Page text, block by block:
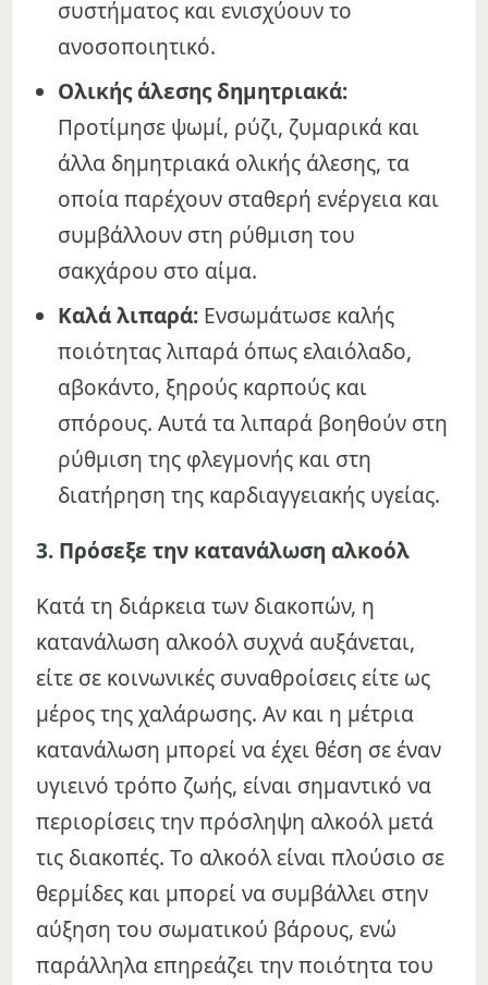
συστήματος και ενισχύουν το
ανοσοποιητικό.
Ολικής άλεσης δημητριακά:
Προτίμησε ψωμί, ρύζι, ζυμαρικά και
άλλα δημητριακά ολικής άλεσης, τα
οποία παρέχουν σταθερή ενέργεια και
συμβάλλουν στη ρύθμιση του
σακχάρου στο αίμα.
Καλά λιπαρά: Ενσωμάτωσε καλής
ποιότητας λιπαρά όπως ελαιόλαδο,
αβοκάντο, ξηρούς καρπούς και
σπόρους. Αυτά τα λιπαρά βοηθούν στη
ρύθμιση της φλεγμονής και στη
διατήρηση της καρδιαγγειακής υγείας.
3. Πρόσεξε την κατανάλωση αλκοόλ
Κατά τη διάρκεια των διακοπών, η
κατανάλωση αλκοόλ συχνά αυξάνεται,
είτε σε κοινωνικές συναθροίσεις είτε ως
μέρος της χαλάρωσης. Αν και η μέτρια
κατανάλωση μπορεί να έχει θέση σε έναν
υγιεινό τρόπο ζωής, είναι σημαντικό να
περιορίσεις την πρόσληψη αλκοόλ μετά
τις διακοπές. Το αλκοόλ είναι πλούσιο σε
θερμίδες και μπορεί να συμβάλλει στην
αύξηση του σωματικού βάρους, ενώ
παράλληλα επηρεάζει την ποιότητα του